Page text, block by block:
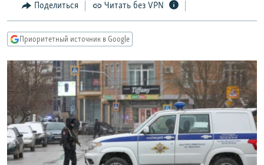
навигации
Вернутся
IDEL.РЕАЛИИ
КАВКАЗ.РЕАЛИИ
СИБИРЬ.РЕАЛИИ
РАСПИСАНИЕ ВЕЩАНИЯ
ПОДПИШИТЕСЬ НА РАССЫЛКУ
СОЦИАЛЬНЫЕ СЕТИ
Поделиться Читать без VPN
Приоритетный источник в Google